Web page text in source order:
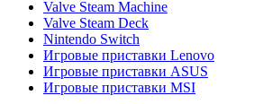
Valve Steam Machine
Valve Steam Deck
Nintendo Switch
Игровые приставки Lenovo
Игровые приставки ASUS
Игровые приставки MSI